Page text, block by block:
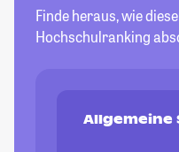
Finde heraus, wie
Hochschulranking